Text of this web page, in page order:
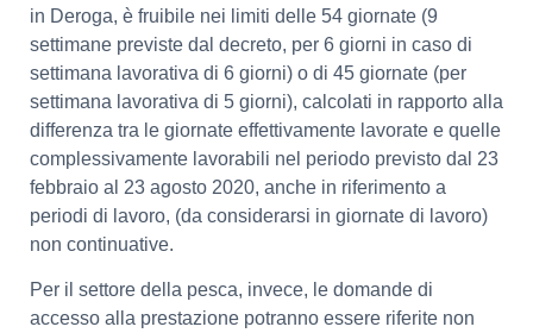
in Deroga, è fruibile nei limiti delle 54 giornate (9
settimane previste dal decreto, per 6 giorni in caso di
settimana lavorativa di 6 giorni) o di 45 giornate (per
settimana lavorativa di 5 giorni), calcolati in rapporto alla
differenza tra le giornate effettivamente lavorate e quelle
complessivamente lavorabili nel periodo previsto dal 23
febbraio al 23 agosto 2020, anche in riferimento a
periodi di lavoro, (da considerarsi in giornate di lavoro)
non continuative.
Per il settore della pesca, invece, le domande di
accesso alla prestazione potranno essere riferite non